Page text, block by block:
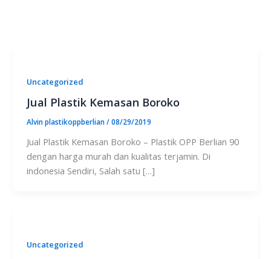
Uncategorized
Jual Plastik Kemasan Boroko
Alvin plastikoppberlian/08/29/2019
Jual Plastik Kemasan Boroko – Plastik OPP Berlian 90
dengan harga murah dan kualitas terjamin. Di
indonesia Sendiri, Salah satu […]
Uncategorized